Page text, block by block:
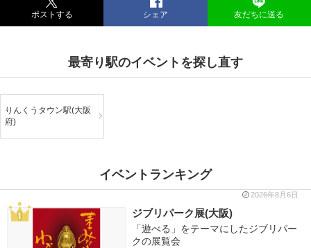
ポストする シェア 友だちに送る
最寄り駅のイベントを探し直す
りんくうタウン駅(大阪
府)
イベントランキング
2026年8月6日
ジブリパーク展(大阪)
「遊べる」をテーマにしたジブリパー
クの展覧会